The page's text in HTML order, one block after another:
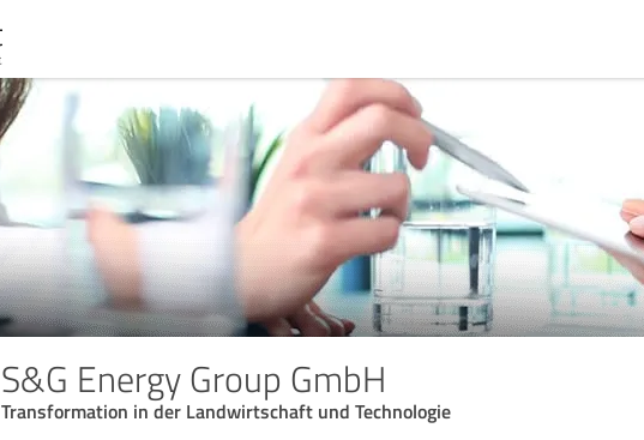
S&G Energy Group GmbH
Transformation in der Landwirtschaft und Technologie